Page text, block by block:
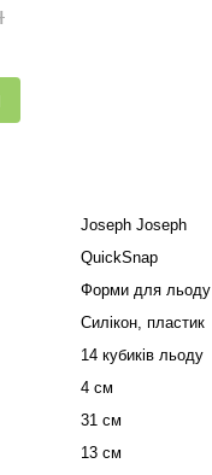
Joseph Joseph
QuickSnap
Форми для льоду
Силікон, пластик
14 кубиків льоду
4 см
31 см
13 см